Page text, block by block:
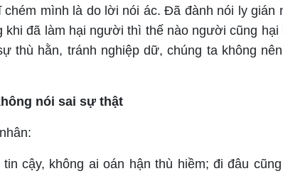
mình là do lời nói ác. Đã đành nói ly gián
khi đã làm hại người thì thế nào người cũng hại
thù hằn, tránh nghiệp dữ, chúng ta không
nói sai sự thật
cậy, không ai oán hận thù hiềm; đi đâu